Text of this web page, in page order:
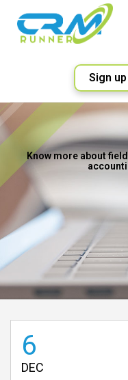
Sign
Know more about
6
DEC